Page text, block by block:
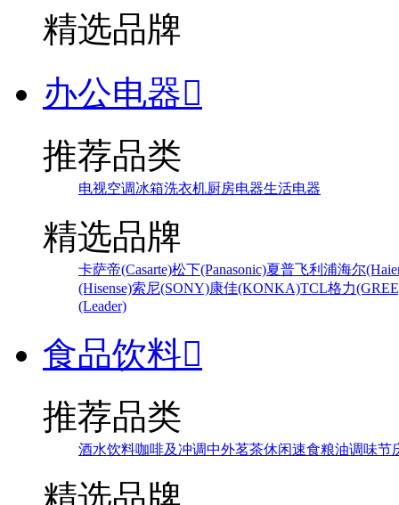
精选品牌
办公电器
推荐品类
电视空调冰箱洗衣机厨房电器生活电器
精选品牌
卡萨帝(Casarte)松下(Panasonic)夏普飞利浦海尔
(Hisense)索尼(SONY)康佳(KONKA)TCL格力
(Leader)
食品饮料
推荐品类
酒水饮料咖啡及冲调中外茗茶休闲速食粮油调味节
精选品牌